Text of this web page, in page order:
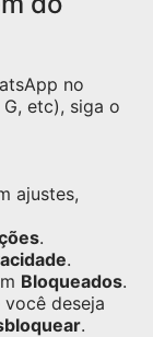
no
etc), siga o
ajustes,
.
.
Bloqueados.
deseja
.